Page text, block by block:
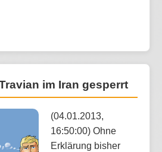
im Iran gesperrt
(04.01.2013,
16:50:00) Ohne
Erklärung bisher